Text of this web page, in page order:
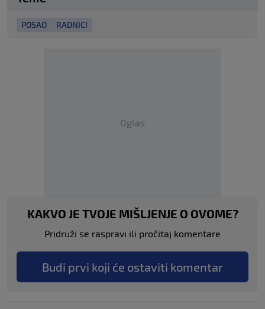
POSAO RADNICI
Oglas
KAKVO JE TVOJE MIŠLJENJE O OVOME?
Pridruži se raspravi ili pročitaj komentare
Budi prvi koji će ostaviti komentar